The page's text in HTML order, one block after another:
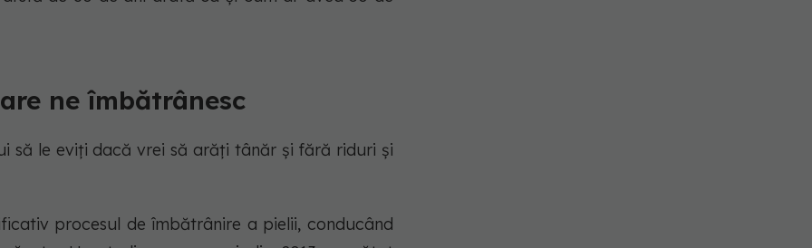
ne îmbătrânesc
să le eviţi dacă vrei să arăţi tânăr și fără riduri și
procesul de îmbătrânire a pielii, conducând